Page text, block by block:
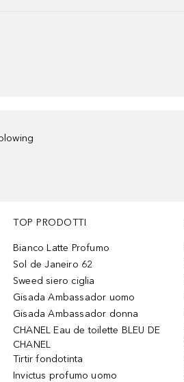
TOP PRODOTTI
Bianco Latte Profumo
Sol de Janeiro 62
Sweed siero ciglia
Gisada Ambassador uomo
Gisada Ambassador donna
CHANEL Eau de toilette BLEU DE
CHANEL
Tirtir fondotinta
Invictus profumo uomo